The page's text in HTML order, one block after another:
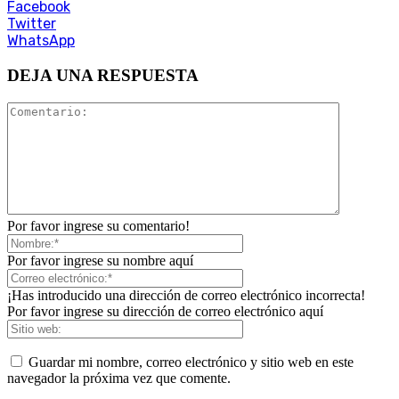
Facebook
Twitter
WhatsApp
DEJA UNA RESPUESTA
Por favor ingrese su comentario!
Por favor ingrese su nombre aquí
¡Has introducido una dirección de correo electrónico incorrecta!
Por favor ingrese su dirección de correo electrónico aquí
Guardar mi nombre, correo electrónico y sitio web en este
navegador la próxima vez que comente.